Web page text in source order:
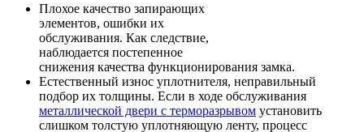
Плохое качество запирающих
элементов, ошибки их
обслуживания. Как следствие,
наблюдается постепенное
снижения качества функционирования замка.
Естественный износ уплотнителя, неправильный
подбор их толщины. Если в ходе обслуживания
металлической двери с терморазрывом установить
слишком толстую уплотняющую ленту, процесс